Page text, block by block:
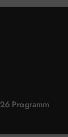
Programm